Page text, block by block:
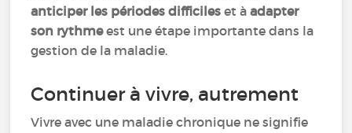
anticiper les périodes difficiles et àadapter
son rythmeest une étape importante dans la
gestion de la maladie.
Continuer à vivre, autrement
Vivre avec une maladie chronique ne signifie